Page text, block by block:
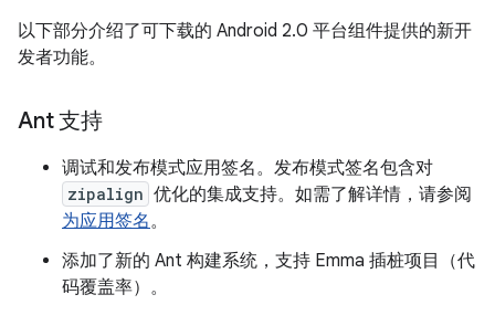
以下部分介绍了可下载的 Android 2.0 平台组件提供的新开
发者功能。
Ant 支持
调试和发布模式应用签名。发布模式签名包含对
zipalign 优化的集成支持。如需了解详情，请参阅
为应用签名。
添加了新的 Ant 构建系统，支持 Emma 插桩项目（代
码覆盖率）。